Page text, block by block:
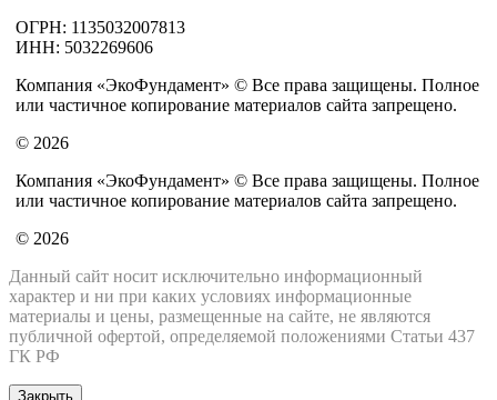
ОГРН: 1135032007813
ИНН: 5032269606
Компания «ЭкоФундамент» © Все права защищены. Полное
или частичное копирование материалов сайта запрещено.
© 2026
Компания «ЭкоФундамент» © Все права защищены. Полное
или частичное копирование материалов сайта запрещено.
© 2026
Данный сайт носит исключительно информационный
характер и ни при каких условиях информационные
материалы и цены, размещенные на сайте, не являются
публичной офертой, определяемой положениями Статьи 437
ГК РФ
Закрыть